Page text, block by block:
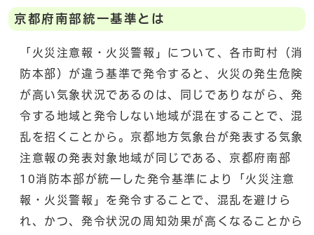
京都府南部統一基準とは
「火災注意報・火災警報」について、各市町村（消
防本部）が違う基準で発令すると、火災の発生危険
が高い気象状況であるのは、同じでありながら、発
令する地域と発令しない地域が混在することで、混
乱を招くことから。京都地方気象台が発表する気象
注意報の発表対象地域が同じである、京都府南部
10消防本部が統一した発令基準により「火災注意
報・火災警報」を発令することで、混乱を避けら
れ、かつ、発令状況の周知効果が高くなることから